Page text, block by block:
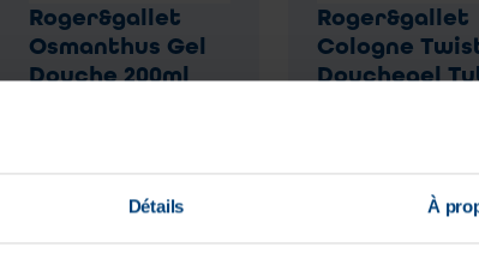
Détails À
Roger&gallet
Osmanthus Gel
Douche 200ml
€8,90
Roger&gallet
Cologne
Douchegel
€8,90